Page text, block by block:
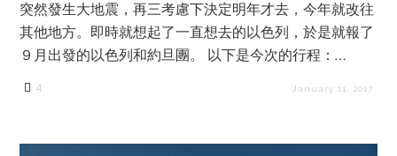
突然發生大地震，再三考慮下決定明年才去，今年就改往
其他地方。即時就想起了一直想去的以色列，於是就報了
９月出發的以色列和約旦團。 以下是今次的行程：…
4 January 11, 2017